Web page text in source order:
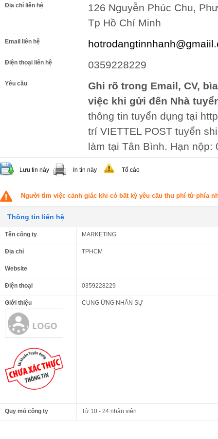
Địa chỉ liên hệ
126 Nguyễn Phúc Chu,
Tp Hồ Chí Minh
Email liên hệ
Điện thoại liên hệ 0359228229
Yêu cầu
Ghi rõ trong Email, CV,
việc khi gửi đến Nhà
thông tin tuyển dụng tại
trí VIETTEL POST tuyển
làm tại Tân Bình. Hạn nộp:
Lưu tin này In tin này Tố cáo
Người tìm việc cảnh giác khi có bất kỳ yêu cầu thu phí từ phía
Thông tin liên hệ
Tên công ty MARKETING
Địa chỉ TPHCM
Website
Điện thoại 0359228229
Giới thiệu CUNG ỨNG NHÂN SỰ
Quy mô công ty Từ 10 - 24 nhân viên